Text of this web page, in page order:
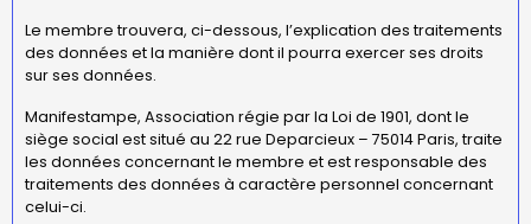
Le membre trouvera, ci-dessous, l’explication des traitements
des données et la manière dont il pourra exercer ses droits
sur ses données.
Manifestampe, Association régie par la Loi de 1901, dont le
siège social est situé au 22 rue Deparcieux – 75014 Paris, traite
les données concernant le membre et est responsable des
traitements des données à caractère personnel concernant
celui-ci.